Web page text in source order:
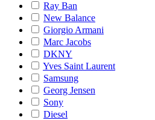
Ray Ban
New Balance
Giorgio Armani
Marc Jacobs
DKNY
Yves Saint Laurent
Samsung
Georg Jensen
Sony
Diesel